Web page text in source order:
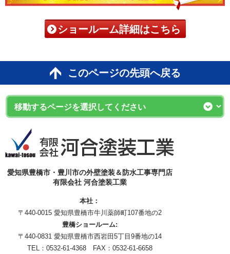
ショールーム詳細はこちら
このページの先頭へ戻る
愛知県豊橋市・豊川市の外壁塗装＆防水工事専門店
有限会社 河合塗装工業
本社：
〒440-0015 愛知県豊橋市牛川薬師町107番地の2
豊橋ショールーム:
〒440-0831 愛知県豊橋市西岩田5丁目9番地の14
TEL：0532-61-4368 FAX：0532-61-6658